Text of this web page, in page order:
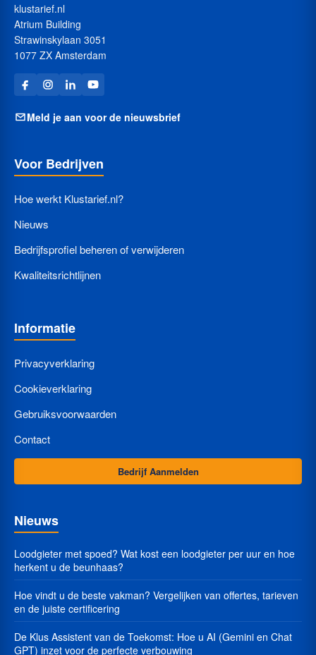
klustarief.nl
Atrium Building
Strawinskylaan 3051
1077 ZX Amsterdam
Meld je aan voor de nieuwsbrief
Voor Bedrijven
Hoe werkt Klustarief.nl?
Nieuws
Bedrijfsprofiel beheren of verwijderen
Kwaliteitsrichtlijnen
Informatie
Privacyverklaring
Cookieverklaring
Gebruiksvoorwaarden
Contact
Bedrijf Aanmelden
Nieuws
Loodgieter met spoed? Wat kost een loodgieter per uur en hoe
herkent u de beunhaas?
Hoe vindt u de beste vakman? Vergelijken van offertes, tarieven
en de juiste certificering
De Klus Assistent van de Toekomst: Hoe u AI (Gemini en Chat
GPT) inzet voor de perfecte verbouwing